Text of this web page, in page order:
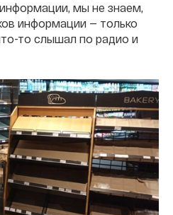
мы не знаем,
информации — только
то слышал по радио и